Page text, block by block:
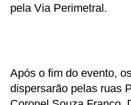
pela Via Perimetral.
Após o fim do evento,
dispersarão pelas ruas